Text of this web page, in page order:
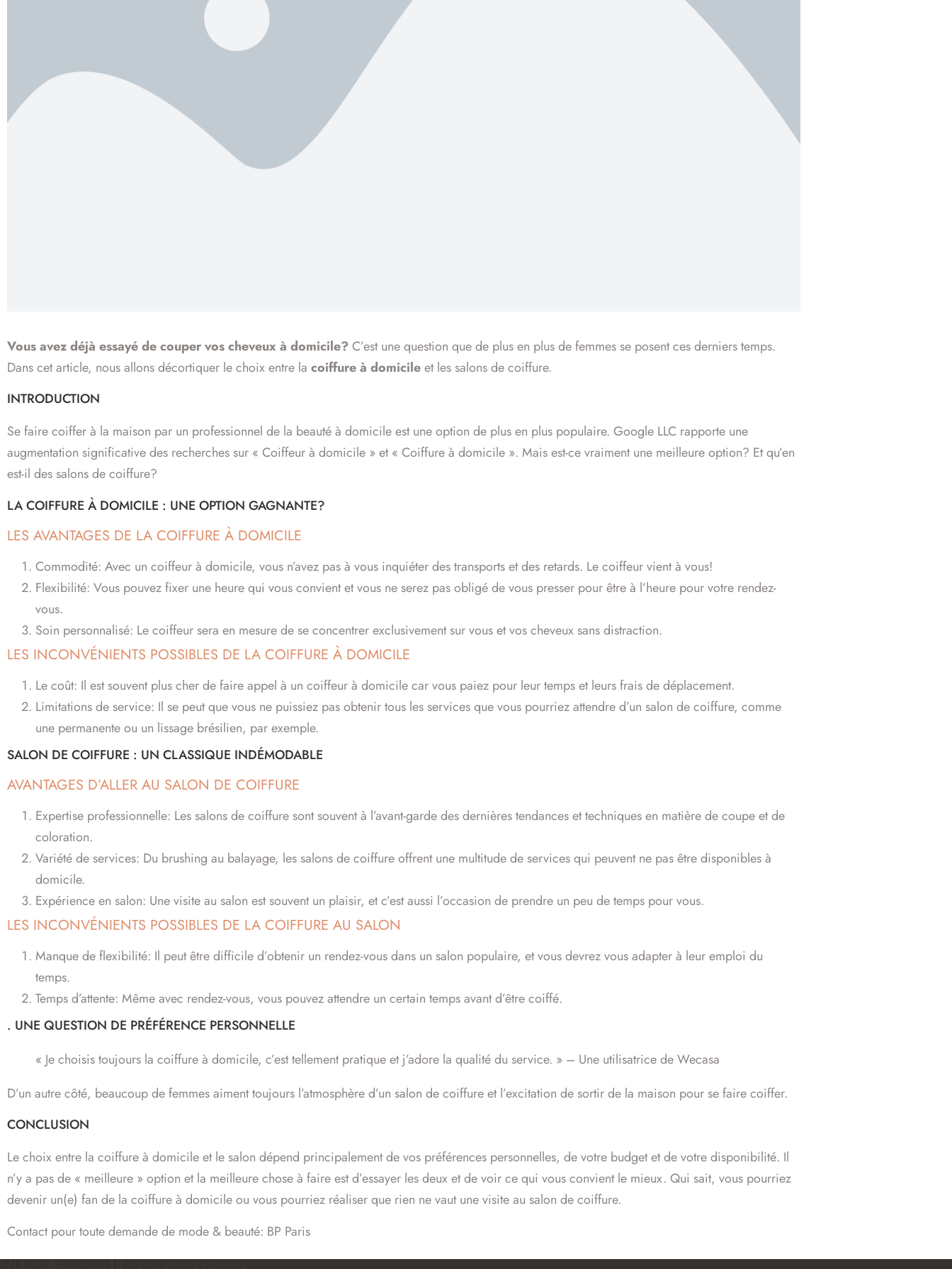
Vous avez déjà essayé de couper vos cheveux à domicile?C’est une question que de plus en plus de femmes se posent ces derniers temps.
Dans cet article, nous allons décortiquer le choix entre la coiffure à domicileet les salons de coiffure.
INTRODUCTION
Se faire coiffer à la maison par un professionnel de la beauté à domicile est une option de plus en plus populaire. Google LLC rapporte une
augmentation significative des recherches sur « Coiffeur à domicile » et « Coiffure à domicile ». Mais est-ce vraiment une meilleure option? Et qu’en
est-il des salons de coiffure?
LA COIFFURE À DOMICILE : UNE OPTION GAGNANTE?
LES AVANTAGES DE LA COIFFURE À DOMICILE
Commodité: Avec un coiffeur à domicile, vous n’avez pas à vous inquiéter des transports et des retards. Le coiffeur vient à vous!
Flexibilité: Vous pouvez fixer une heure qui vous convient et vous ne serez pas obligé de vous presser pour être à l’heure pour votre rendez-
vous.
Soin personnalisé: Le coiffeur sera en mesure de se concentrer exclusivement sur vous et vos cheveux sans distraction.
LES INCONVÉNIENTS POSSIBLES DE LA COIFFURE À DOMICILE
Le coût: Il est souvent plus cher de faire appel à un coiffeur à domicile car vous paiez pour leur temps et leurs frais de déplacement.
Limitations de service: Il se peut que vous ne puissiez pas obtenir tous les services que vous pourriez attendre d’un salon de coiffure, comme
une permanente ou un lissage brésilien, par exemple.
SALON DE COIFFURE : UN CLASSIQUE INDÉMODABLE
AVANTAGES D’ALLER AU SALON DE COIFFURE
Expertise professionnelle: Les salons de coiffure sont souvent à l’avant-garde des dernières tendances et techniques en matière de coupe et de
coloration.
Variété de services: Du brushing au balayage, les salons de coiffure offrent une multitude de services qui peuvent ne pas être disponibles à
domicile.
Expérience en salon: Une visite au salon est souvent un plaisir, et c’est aussi l’occasion de prendre un peu de temps pour vous.
LES INCONVÉNIENTS POSSIBLES DE LA COIFFURE AU SALON
Manque de flexibilité: Il peut être difficile d’obtenir un rendez-vous dans un salon populaire, et vous devrez vous adapter à leur emploi du
temps.
Temps d’attente: Même avec rendez-vous, vous pouvez attendre un certain temps avant d’être coiffé.
. UNE QUESTION DE PRÉFÉRENCE PERSONNELLE
« Je choisis toujours la coiffure à domicile, c’est tellement pratique et j’adore la qualité du service. » – Une utilisatrice de Wecasa
D’un autre côté, beaucoup de femmes aiment toujours l’atmosphère d’un salon de coiffure et l’excitation de sortir de la maison pour se faire coiffer.
CONCLUSION
Le choix entre la coiffure à domicile et le salon dépend principalement de vos préférences personnelles, de votre budget et de votre disponibilité. Il
n’y a pas de « meilleure » option et la meilleure chose à faire est d’essayer les deux et de voir ce qui vous convient le mieux. Qui sait, vous pourriez
devenir un(e) fan de la coiffure à domicile ou vous pourriez réaliser que rien ne vaut une visite au salon de coiffure.
Contact pour toute demande de mode & beauté: BP Paris